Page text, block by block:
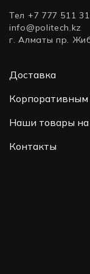
Тел +7 777 511
info@politech.kz
г. Алматы пр.
Доставка
Корпоративным
Наши товары
Контакты